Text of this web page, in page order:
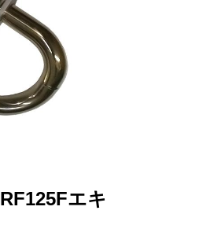
エキ